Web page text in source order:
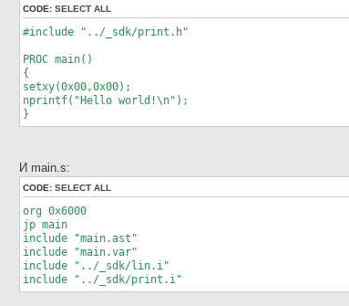
CODE:SELECT ALL
#include "../_sdk/print.h"
PROC main()
{
setxy(0x00,0x00);
nprintf("Hello world!\n");
}
И main.s:
CODE:SELECT ALL
org 0x6000
jp main
include "main.ast"
include "main.var"
include "../_sdk/lin.i"
include "../_sdk/print.i"